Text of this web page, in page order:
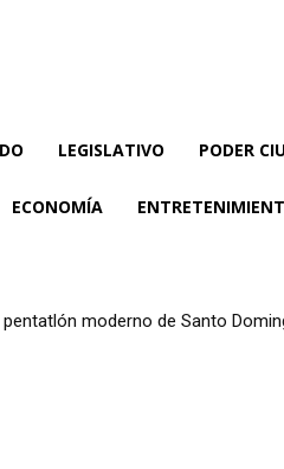
LEGISLATIVO PODER
ECONOMÍA
moderno de Santo